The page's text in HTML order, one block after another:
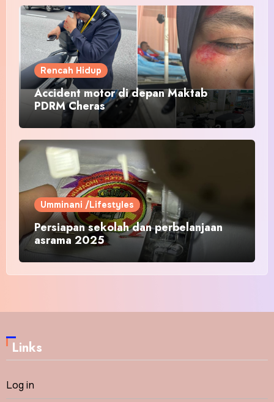
Rencah Hidup
Accident motor di depan Maktab
PDRM Cheras
Umminani /Lifestyles
Persiapan sekolah dan perbelanjaan
asrama 2025
Links
Log in